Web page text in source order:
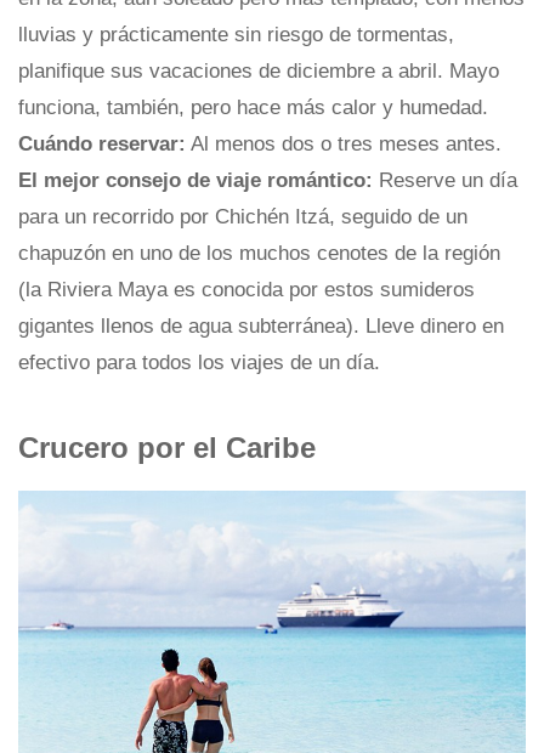
lluvias y prácticamente sin riesgo de tormentas,
planifique sus vacaciones de diciembre a abril. Mayo
funciona, también, pero hace más calor y humedad.
Cuándo reservar: Al menos dos o tres meses antes.
El mejor consejo de viaje romántico: Reserve un día
para un recorrido por Chichén Itzá, seguido de un
chapuzón en uno de los muchos cenotes de la región
(la Riviera Maya es conocida por estos sumideros
gigantes llenos de agua subterránea). Lleve dinero en
efectivo para todos los viajes de un día.
Crucero por el Caribe